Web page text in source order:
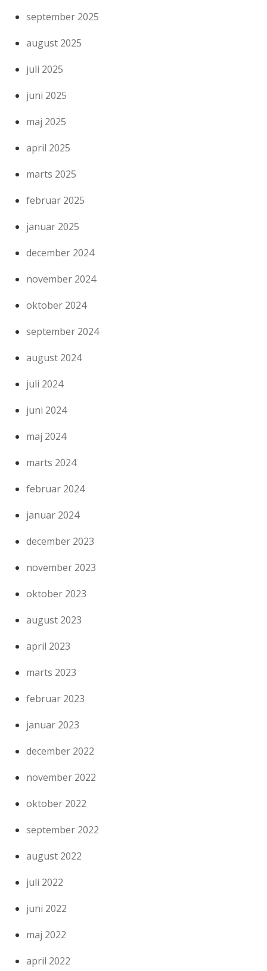
september 2025
august 2025
juli 2025
juni 2025
maj 2025
april 2025
marts 2025
februar 2025
januar 2025
december 2024
november 2024
oktober 2024
september 2024
august 2024
juli 2024
juni 2024
maj 2024
marts 2024
februar 2024
januar 2024
december 2023
november 2023
oktober 2023
august 2023
april 2023
marts 2023
februar 2023
januar 2023
december 2022
november 2022
oktober 2022
september 2022
august 2022
juli 2022
juni 2022
maj 2022
april 2022